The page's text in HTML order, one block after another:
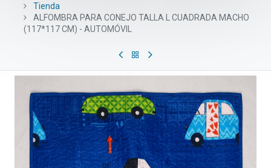
Tienda
ALFOMBRA PARA CONEJO TALLA L CUADRADA MACHO
(117*117 CM) - AUTOMÓVIL